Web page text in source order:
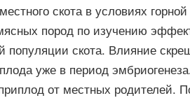
скота в условиях
пород по изучению
скота. Влияние
уже в период
от местных родителей.